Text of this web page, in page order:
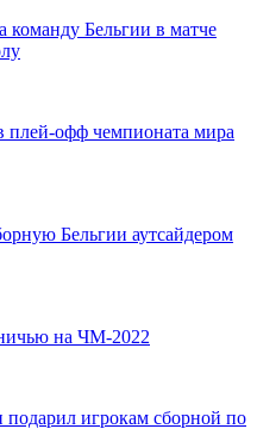
команду Бельгии в матче
офф чемпионата мира
Бельгии аутсайдером
на ЧМ-2022
игрокам сборной по